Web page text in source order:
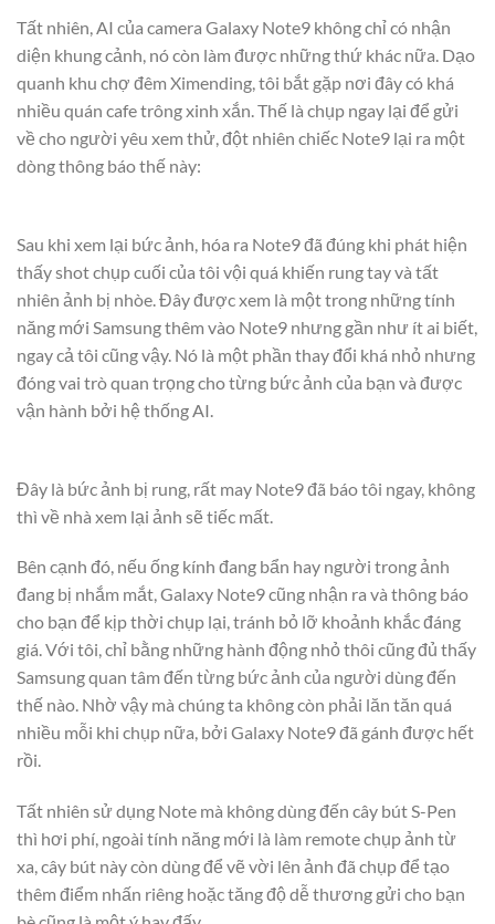
Tất nhiên, AI của camera Galaxy Note9 không chỉ có nhận
diện khung cảnh, nó còn làm được những thứ khác nữa. Dạo
quanh khu chợ đêm Ximending, tôi bắt gặp nơi đây có khá
nhiều quán cafe trông xinh xắn. Thế là chụp ngay lại để gửi
về cho người yêu xem thử, đột nhiên chiếc Note9 lại ra một
dòng thông báo thế này:
Sau khi xem lại bức ảnh, hóa ra Note9 đã đúng khi phát hiện
thấy shot chụp cuối của tôi vội quá khiến rung tay và tất
nhiên ảnh bị nhòe. Đây được xem là một trong những tính
năng mới Samsung thêm vào Note9 nhưng gần như ít ai biết,
ngay cả tôi cũng vậy. Nó là một phần thay đổi khá nhỏ nhưng
đóng vai trò quan trọng cho từng bức ảnh của bạn và được
vận hành bởi hệ thống AI.
Đây là bức ảnh bị rung, rất may Note9 đã báo tôi ngay, không
thì về nhà xem lại ảnh sẽ tiếc mất.
Bên cạnh đó, nếu ống kính đang bẩn hay người trong ảnh
đang bị nhắm mắt, Galaxy Note9 cũng nhận ra và thông báo
cho bạn để kịp thời chụp lại, tránh bỏ lỡ khoảnh khắc đáng
giá. Với tôi, chỉ bằng những hành động nhỏ thôi cũng đủ thấy
Samsung quan tâm đến từng bức ảnh của người dùng đến
thế nào. Nhờ vậy mà chúng ta không còn phải lăn tăn quá
nhiều mỗi khi chụp nữa, bởi Galaxy Note9 đã gánh được hết
rồi.
Tất nhiên sử dụng Note mà không dùng đến cây bút S-Pen
thì hơi phí, ngoài tính năng mới là làm remote chụp ảnh từ
xa, cây bút này còn dùng để vẽ vời lên ảnh đã chụp để tạo
thêm điểm nhấn riêng hoặc tăng độ dễ thương gửi cho bạn